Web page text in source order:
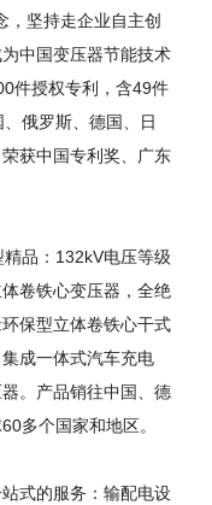
，坚持走企业自主创
中国变压器节能技术
件授权专利，含49件
俄罗斯、德国、日
获中国专利奖、广东
品：132kV电压等级
卷铁心变压器，全绝
保型立体卷铁心干式
成一体式汽车充电
。产品销往中国、德
多个国家和地区。
式的服务：输配电设